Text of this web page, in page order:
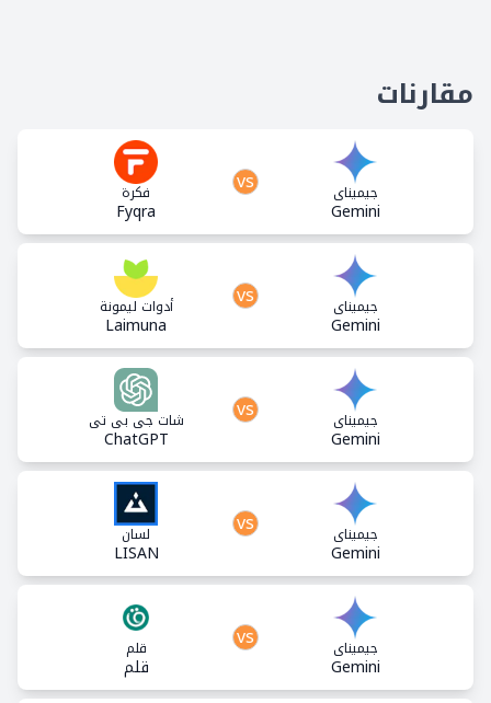
مقارنات
جيميناي
Gemini
فكرة
Fyqra
vs
جيميناي
Gemini
أدوات ليمونة
Laimuna
vs
جيميناي
Gemini
شات جي بي تي
ChatGPT
vs
جيميناي
Gemini
لسان
LISAN
vs
جيميناي
Gemini
قلم
قلم
vs